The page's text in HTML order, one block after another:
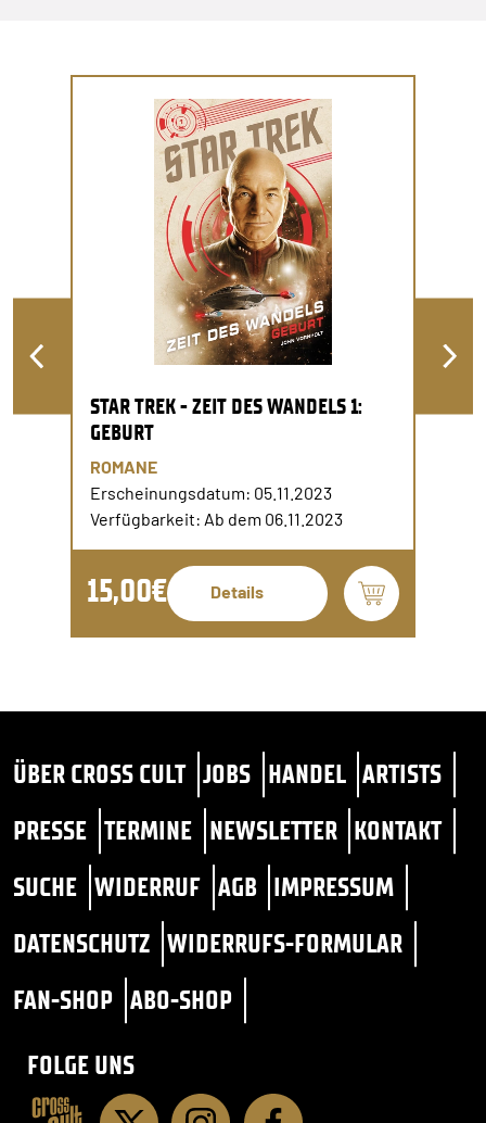
STAR TREK - ZEIT DES WANDELS 1:
GEBURT
ROMANE
Erscheinungsdatum: 05.11.2023
Verfügbarkeit: Ab dem 06.11.2023
15,00€ Details
ÜBER CROSS CULT JOBS HANDEL ARTISTS
PRESSE TERMINE NEWSLETTER KONTAKT
SUCHE WIDERRUF AGB IMPRESSUM
DATENSCHUTZ WIDERRUFS-FORMULAR
FAN-SHOP ABO-SHOP
FOLGE UNS